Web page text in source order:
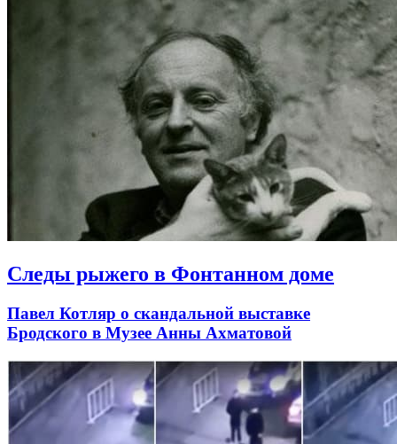
Следы рыжего в Фонтанном доме
Павел Котляр о скандальной выставке
Бродского в Музее Анны Ахматовой